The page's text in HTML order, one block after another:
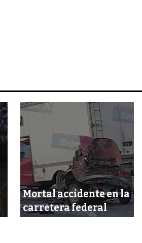
Mortal accidente en la
carretera federal